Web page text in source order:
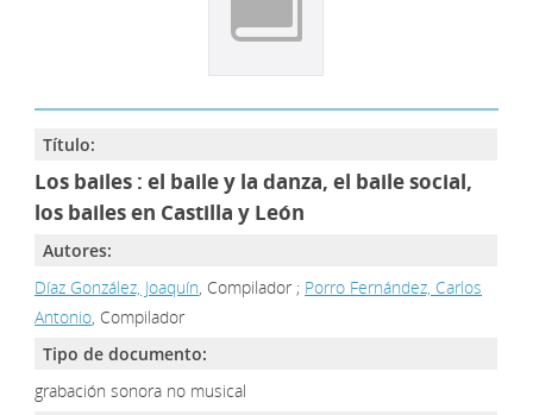
Título:
Los bailes : el baile y la danza, el baile social,
los bailes en Castilla y León
Autores:
Díaz González, Joaquín, Compilador ; Porro Fernández, Carlos
Antonio, Compilador
Tipo de documento:
grabación sonora no musical